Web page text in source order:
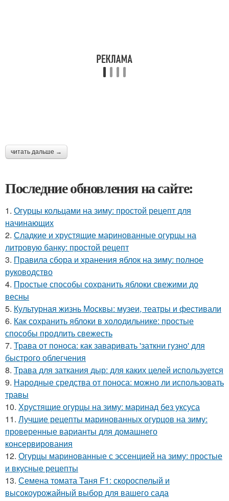
читать дальше →
Последние обновления на сайте:
1. Огурцы кольцами на зиму: простой рецепт для
начинающих
2. Сладкие и хрустящие маринованные огурцы на
литровую банку: простой рецепт
3. Правила сбора и хранения яблок на зиму: полное
руководство
4. Простые способы сохранить яблоки свежими до
весны
5. Культурная жизнь Москвы: музеи, театры и фестивали
6. Как сохранить яблоки в холодильнике: простые
способы продлить свежесть
7. Трава от поноса: как заваривать 'заткни гузно' для
быстрого облегчения
8. Трава для заткания дыр: для каких целей используется
9. Народные средства от поноса: можно ли использовать
травы
10. Хрустящие огурцы на зиму: маринад без уксуса
11. Лучшие рецепты маринованных огурцов на зиму:
проверенные варианты для домашнего
консервирования
12. Огурцы маринованные с эссенцией на зиму: простые
и вкусные рецепты
13. Семена томата Таня F1: скороспелый и
высокоурожайный выбор для вашего сада